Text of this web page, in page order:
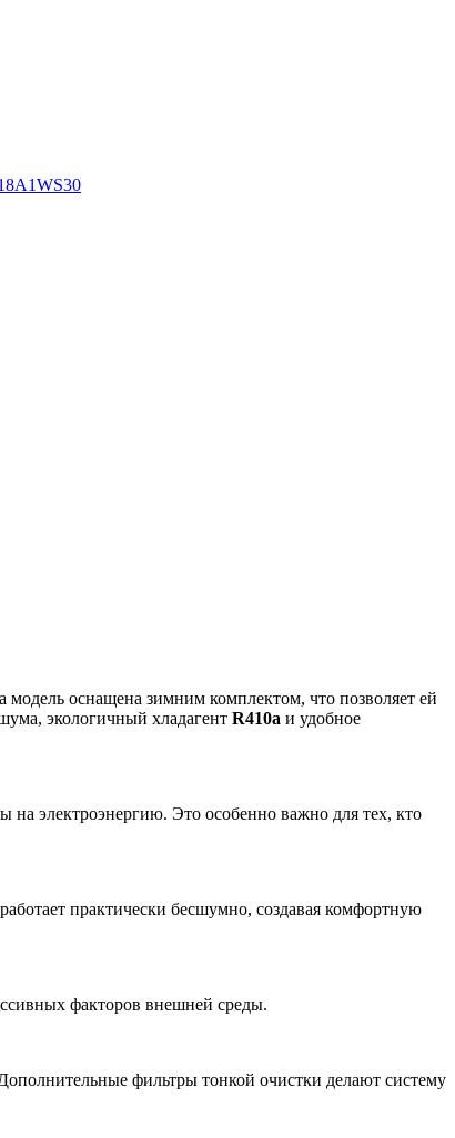
оснащена зимним комплектом, что позволяет ей
экологичный хладагент R410a и удобное
на электроэнергию. Это особенно важно для тех, кто
практически бесшумно, создавая комфортную
факторов внешней среды.
фильтры тонкой очистки делают систему